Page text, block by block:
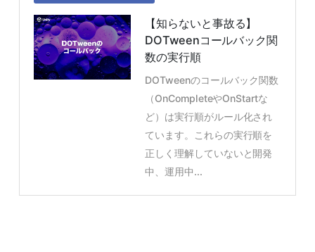
【知らないと事故る】
DOTweenコールバック関
数の実行順
DOTweenのコールバック関数
（OnCompleteやOnStartな
ど）は実行順がルール化され
ています。これらの実行順を
正しく理解していないと開発
中、運用中...